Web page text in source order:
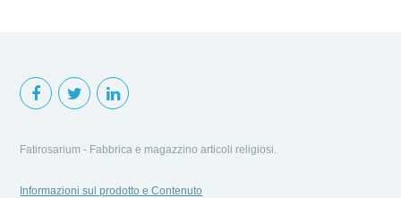
Fatirosarium - Fabbrica e magazzino articoli religiosi.
Informazioni sul prodotto e Contenuto